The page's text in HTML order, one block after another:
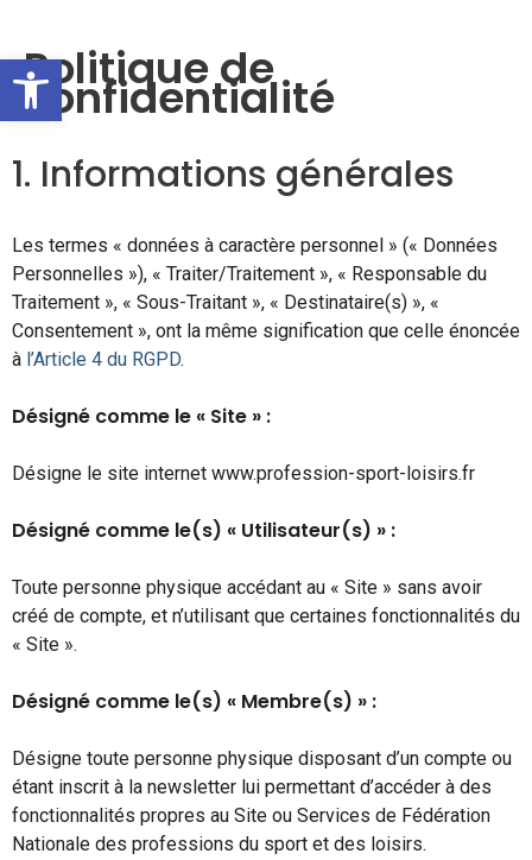
Ouvrir la barre d’outils
Politique de
confidentialité
1. Informations générales
Les termes « données à caractère personnel » (« Données
Personnelles »), « Traiter/Traitement », « Responsable du
Traitement », « Sous-Traitant », « Destinataire(s) », «
Consentement », ont la même signification que celle énoncée
à l’Article 4 du RGPD.
Désigné comme le « Site » :
Désigne le site internet www.profession-sport-loisirs.fr
Désigné comme le(s) « Utilisateur(s) » :
Toute personne physique accédant au « Site » sans avoir
créé de compte, et n’utilisant que certaines fonctionnalités du
« Site ».
Désigné comme le(s) « Membre(s) » :
Désigne toute personne physique disposant d’un compte ou
étant inscrit à la newsletter lui permettant d’accéder à des
fonctionnalités propres au Site ou Services de Fédération
Nationale des professions du sport et des loisirs.